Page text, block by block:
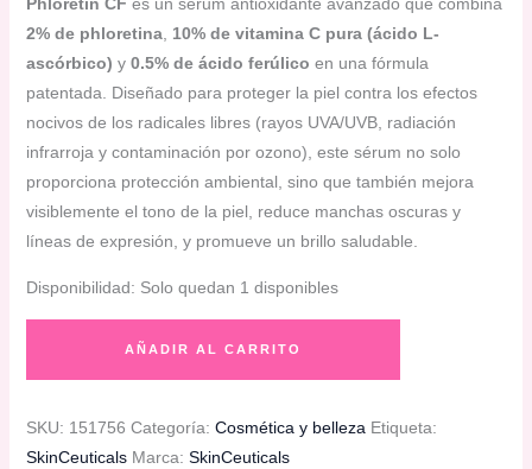
2% de phloretina, 10% de vitamina C pura (ácido L-
ascórbico) y 0.5% de ácido ferúlico en una fórmula
patentada. Diseñado para proteger la piel contra los efectos
nocivos de los radicales libres (rayos UVA/UVB, radiación
infrarroja y contaminación por ozono), este sérum no solo
proporciona protección ambiental, sino que también mejora
visiblemente el tono de la piel, reduce manchas oscuras y
líneas de expresión, y promueve un brillo saludable.
Disponibilidad: Solo quedan 1 disponibles
CF
|
AÑADIR AL CARRITO
SKU: 151756 Categoría: Cosmética y belleza Etiqueta:
SkinCeuticals Marca: SkinCeuticals